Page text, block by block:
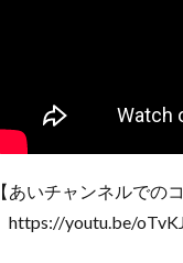
【あいチャンネルでの
https://youtu.be/